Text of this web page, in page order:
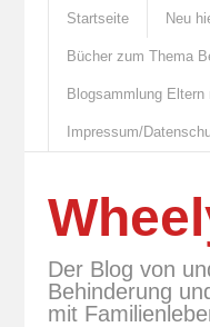
Startseite Neu
Bücher zum Thema
Blogsammlung
Impressum/
Der Blog von
Behinderung
mit